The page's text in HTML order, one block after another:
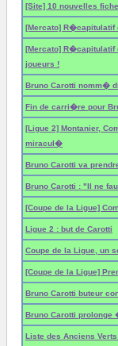
[Site] 10 nouvelles
[Mercato] R�capitulatif
[Mercato] R�capitulatif
joueurs !
Bruno Carotti nomm�
Fin de carri�re pour
[Ligue 2] Montanier,
miracul�
Bruno Carotti va
Bruno Carotti : "Il ne
[Coupe de la Ligue]
Ligue 2 : but de Carotti
Coupe de la Ligue, un
[Coupe de la Ligue]
Bruno Carotti buteur
Bruno Carotti prolonge
Liste des Anciens